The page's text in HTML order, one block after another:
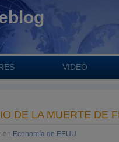
VIDEO
DE LA MUERTE DE
en Economía de EEUU